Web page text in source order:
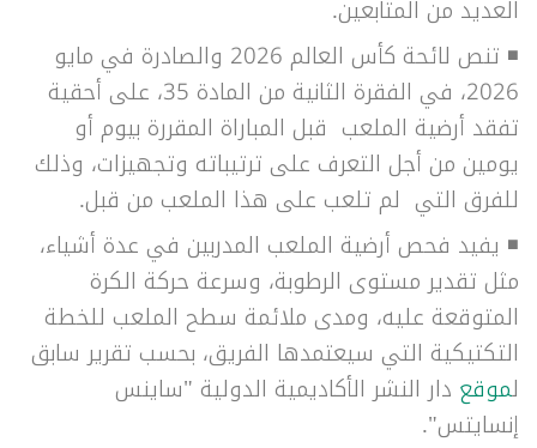
العديد من المتابعين.
◾ تنص لائحة كأس العالم 2026 والصادرة في مايو
2026، في الفقرة الثانية من المادة 35، على أحقية
تفقد أرضية الملعب قبل المباراة المقررة بيوم أو
يومين من أجل التعرف على ترتيباته وتجهيزات، وذلك
للفرق التي لم تلعب على هذا الملعب من قبل.
◾ يفيد فحص أرضية الملعب المدربين في عدة أشياء،
مثل تقدير مستوى الرطوبة، وسرعة حركة الكرة
المتوقعة عليه، ومدى ملائمة سطح الملعب للخطة
التكتيكية التي سيعتمدها الفريق، بحسب تقرير سابق
لموقع دار النشر الأكاديمية الدولية "ساينس
إنسايتس".